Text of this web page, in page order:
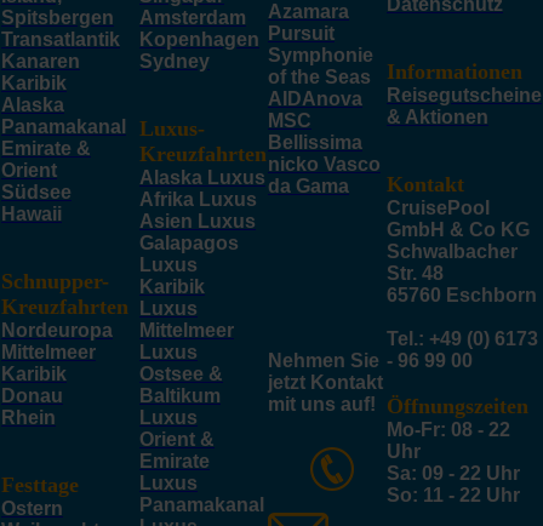
Spitsbergen
Transatlantik
Kanaren
Karibik
Alaska
Panamakanal
Emirate &
Orient
Südsee
Hawaii
Schnupper-
Kreuzfahrten
Nordeuropa
Mittelmeer
Karibik
Donau
Rhein
Festtage
Ostern
Amsterdam
Kopenhagen
Sydney
Luxus-
Kreuzfahrten
Alaska Luxus
Afrika Luxus
Asien Luxus
Galapagos
Luxus
Karibik
Luxus
Mittelmeer
Luxus
Ostsee &
Baltikum
Luxus
Orient &
Emirate
Luxus
Panamakanal
Azamara
Pursuit
Symphonie
of the Seas
AIDAnova
MSC
Bellissima
nicko Vasco
da Gama
Nehmen Sie
jetzt Kontakt
mit uns auf!
Datenschutz
Informationen
Reisegutscheine
& Aktionen
Kontakt
CruisePool
GmbH & Co KG
Schwalbacher
Str. 48
65760 Eschborn
Tel.: +49 (0) 6173
- 96 99 00
Öffnungszeiten
Mo-Fr: 08 - 22
Uhr
Sa: 09 - 22 Uhr
So: 11 - 22 Uhr